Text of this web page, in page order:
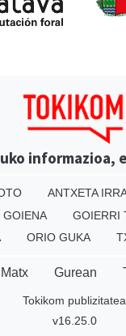
informazioa,
ANTXETA
GOIENA GOIERRI
ORIO GUKA
Matx Gurean
Tokikom publizitatea
v16.25.0